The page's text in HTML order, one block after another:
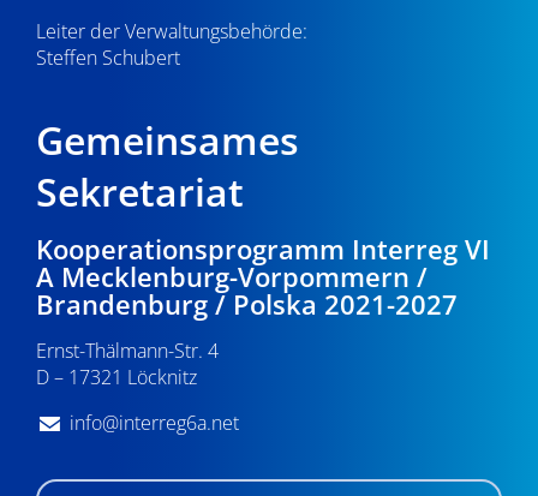
Leiter der Verwaltungsbehörde:
Steffen Schubert
Gemeinsames
Sekretariat
Kooperationsprogramm Interreg VI
A Mecklenburg-Vorpommern /
Brandenburg / Polska 2021-2027
Ernst-Thälmann-Str. 4
D – 17321 Löcknitz
info@interreg6a.net